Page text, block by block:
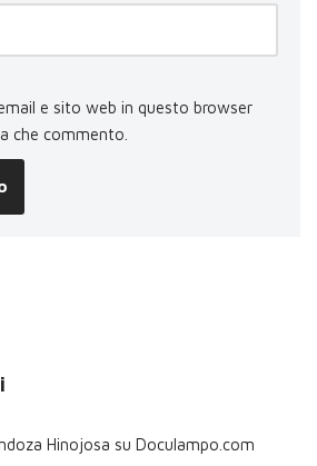
e sito web in questo browser
che commento.
Hinojosa su Doculampo.com